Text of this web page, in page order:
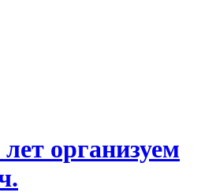
организуем